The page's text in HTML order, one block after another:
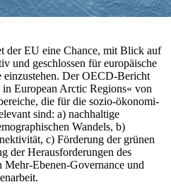
der EU eine Chance, mit Blick auf
und geschlossen für euro­päische
einzustehen. Der OECD-Bericht
European Arctic Regions« von
die für die sozio-ökonomi­
sind: a) nachhaltige
Wandels, b)
c) Förderung der grünen
der Herausforderungen des
Ebenen-Governance und